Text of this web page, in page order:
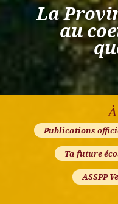
La
au
Publications
Ta future
ASSPP